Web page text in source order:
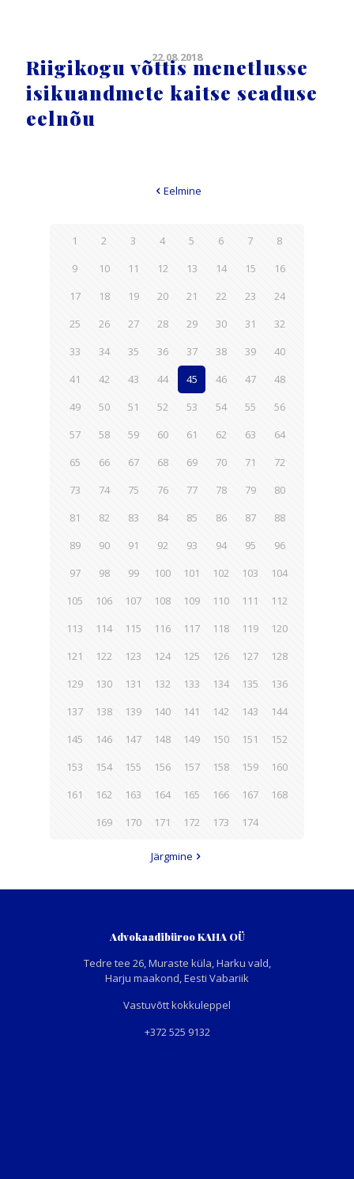
22.08.2018
Riigikogu võttis menetlusse
isikuandmete kaitse seaduse
eelnõu
Eelmine
1 2 3 4 5 6 7
8
9
10 11 12 13 14 15
16
17
18 19 20 21 22 23
24
25
26 27 28 29 30 31
32
33
34 35 36 37 38 39
40
41
42 43 44 45 46 47
48
49
50 51 52 53 54 55
56
57
58 59 60 61 62 63
64
65
66 67 68 69 70 71
72
73
74 75 76 77 78 79
80
81
82 83 84 85 86 87
88
89
90 91 92 93 94 95
96
97
98 99 100 101 102 103
104
105
106 107 108 109 110 111
112
113
114 115 116 117 118 119
120
121
122 123 124 125 126 127
128
129
130 131 132 133 134 135
136
137
138 139 140 141 142 143
144
145
146 147 148 149 150 151
152
153
154 155 156 157 158 159
160
161
162 163 164 165 166 167
168
169
170 171 172 173 174
Järgmine
Advokaadibüroo KAHA OÜ
Tedre tee 26, Muraste küla, Harku vald,
Harju maakond, Eesti Vabariik
Vastuvõtt kokkuleppel
+372 525 9132